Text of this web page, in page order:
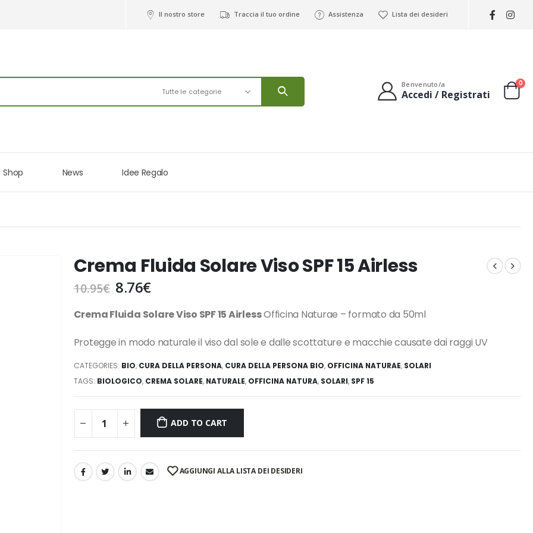
Il nostro store Traccia il tuo ordine Assistenza Lista dei desideri
Tutte le categorie
Benvenuto/a
Accedi / Registrati
0
Shop News Idee Regalo
Crema Fluida Solare Viso SPF 15 Airless
10.95€ 8.76€
Crema Fluida Solare Viso SPF 15 AirlessOfficina Naturae – formato da 50ml
Protegge in modo naturale il viso dal sole e dalle scottature e macchie causate dai raggi UV
CATEGORIES: BIO, CURA DELLA PERSONA, CURA DELLA PERSONA BIO, OFFICINA NATURAE, SOLARI
TAGS: BIOLOGICO, CREMA SOLARE, NATURALE, OFFICINA NATURA, SOLARI, SPF 15
ADD TO CART
AGGIUNGI ALLA LISTA DEI DESIDERI